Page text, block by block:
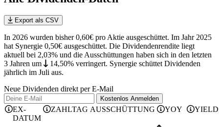
Export als CSV
In 2026 wurden bisher 0,60€ pro Aktie ausgeschüttet. Im Jahr 2025
hat Synergie 0,50€ ausgeschüttet. Die Dividendenrendite liegt
aktuell bei 2,03% und die Ausschüttungen haben sich in den letzten
3 Jahren um 14,50% verringert. Synergie schüttet Dividenden
jährlich im Juli aus.
Neue Dividenden direkt per E-Mail
Kostenlos Anmelden
EX-
DATUM
ZAHLTAG AUSSCHÜTTUNG YOY YIELD